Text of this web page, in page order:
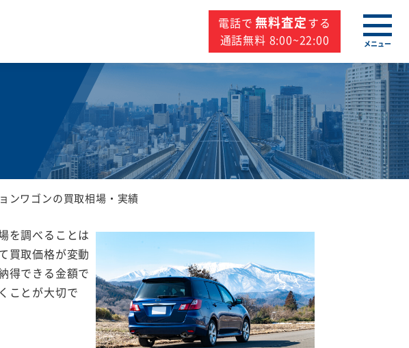
電話で 無料査定する
通話無料 8:00~22:00
メニュー
ンワゴンの買取相場・実績
を調べることは
買取価格が変動
得できる金額で
ことが大切で